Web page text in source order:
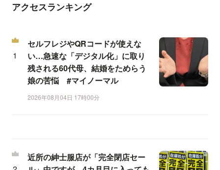
アクセスランキング
セルフレジやQRコードが使えな
い…急速な「デジタル化」に取り
残される60代母、結婚をためらう
娘の苦悩 #マイノーマル
2026年08月04日 17時00分
近所の紳士服店が「完全閉店セー